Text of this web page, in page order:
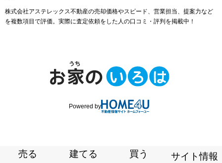
株式会社アステレックス不動産の売却価格やスピード、営業担当、提案力など
を複数項目で評価。実際に査定依頼をした人の口コミ・評判を掲載中！
Powered by
売る 建てる 買う サイト情報